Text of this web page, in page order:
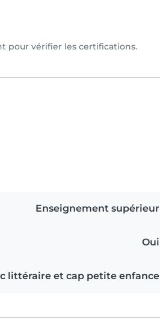
pour vérifier les certifications.
Enseignement supérieur
Oui
littéraire et cap petite enfance